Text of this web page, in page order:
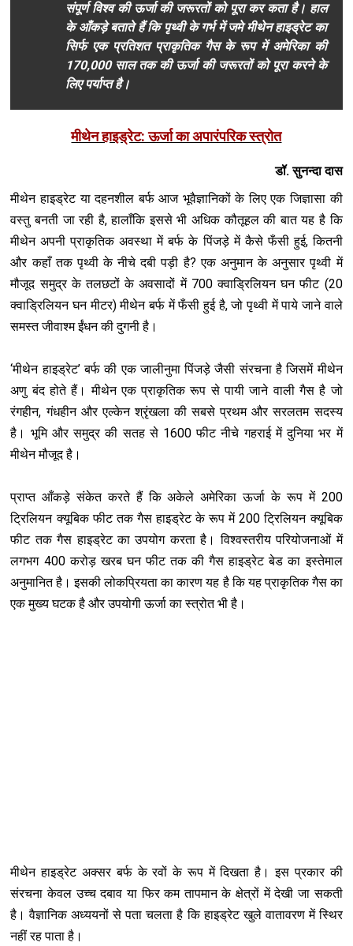
संपूर्ण विश्व की ऊर्जा की जरूरतों को पूरा कर कता है। हाल
के आँकड़े बताते हैं कि पृथ्वी के गर्भ में जमे मीथेन हाइड्रेट का
सिर्फ एक प्रतिशत प्राकृतिक गैस के रूप में अमेरिका की
170,000 साल तक की ऊर्जा की जरूरतों को पूरा करने के
लिए पर्याप्त है।
मीथेन हाइड्रेट: ऊर्जा का अपारंपरिक स्त्रोत
डॉ. सुनन्दा दास
मीथेन हाइड्रेट या दहनशील बर्फ आज भूवैज्ञानिकों के लिए एक जिज्ञासा की
वस्तु बनती जा रही है, हालाँकि इससे भी अधिक कौतूहल की बात यह है कि
मीथेन अपनी प्राकृतिक अवस्था में बर्फ के पिंजड़े में कैसे फँसी हुई, कितनी
और कहाँ तक पृथ्वी के नीचे दबी पड़ी है? एक अनुमान के अनुसार पृथ्वी में
मौजूद समुद्र के तलछटों के अवसादों में 700 क्वाड्रिलियन घन फीट (20
क्वाड्रिलियन घन मीटर) मीथेन बर्फ में फँसी हुई है, जो पृथ्वी में पाये जाने वाले
समस्त जीवाश्म ईंधन की दुगनी है।
‘मीथेन हाइड्रेट’ बर्फ की एक जालीनुमा पिंजड़े जैसी संरचना है जिसमें मीथेन
अणु बंद होते हैं। मीथेन एक प्राकृतिक रूप से पायी जाने वाली गैस है जो
रंगहीन, गंधहीन और एल्केन श्रृंखला की सबसे प्रथम और सरलतम सदस्य
है। भूमि और समुद्र की सतह से 1600 फीट नीचे गहराई में दुनिया भर में
मीथेन मौजूद है।
प्राप्त आँकड़े संकेत करते हैं कि अकेले अमेरिका ऊर्जा के रूप में 200
ट्रिलियन क्यूबिक फीट तक गैस हाइड्रेट के रूप में 200 ट्रिलियन क्यूबिक
फीट तक गैस हाइड्रेट का उपयोग करता है। विश्वस्तरीय परियोजनाओं में
लगभग 400 करोड़ खरब घन फीट तक की गैस हाइड्रेट बेड का इस्तेमाल
अनुमानित है। इसकी लोकप्रियता का कारण यह है कि यह प्राकृतिक गैस का
एक मुख्य घटक है और उपयोगी ऊर्जा का स्त्रोत भी है।
मीथेन हाइड्रेट अक्सर बर्फ के रवों के रूप में दिखता है। इस प्रकार की
संरचना केवल उच्च दबाव या फिर कम तापमान के क्षेत्रों में देखी जा सकती
है। वैज्ञानिक अध्ययनों से पता चलता है कि हाइड्रेट खुले वातावरण में स्थिर
नहीं रह पाता है।